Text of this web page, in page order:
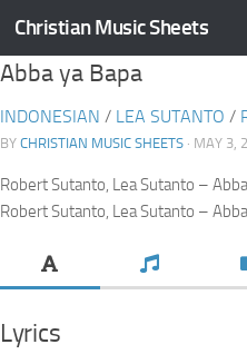
Skip to content
Christian Music Sheets
Abba ya Bapa
INDONESIAN / LEA SUTANTO /
BY CHRISTIAN MUSIC SHEETS · MAY 3,
Robert Sutanto, Lea Sutanto –
Robert Sutanto, Lea Sutanto –
Lyrics